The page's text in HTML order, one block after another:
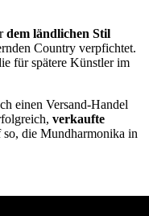
dem ländlichen Stil
Country verpfichtet.
für spätere Künstler im
einen Versand-Handel
verkaufte
so, die Mundharmonika in